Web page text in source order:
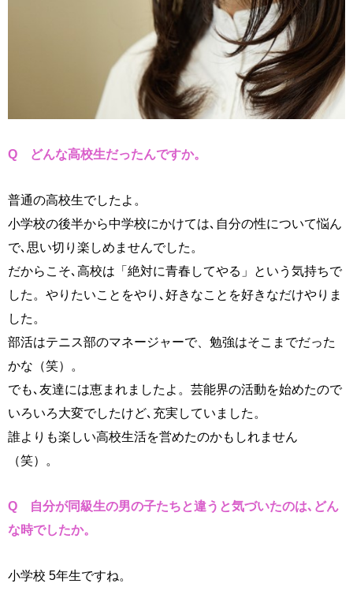
Q どんな高校生だったんですか。
普通の高校生でしたよ。
小学校の後半から中学校にかけては､自分の性について悩ん
で､思い切り楽しめませんでした。
だからこそ､高校は「絶対に青春してやる」という気持ちで
した。やりたいことをやり､好きなことを好きなだけやりま
した。
部活はテニス部のマネージャーで、勉強はそこまでだった
かな（笑）。
でも､友達には恵まれましたよ。芸能界の活動を始めたので
いろいろ大変でしたけど､充実していました。
誰よりも楽しい高校生活を営めたのかもしれません
（笑）。
Q 自分が同級生の男の子たちと違うと気づいたのは､どん
な時でしたか。
小学校 5年生ですね。